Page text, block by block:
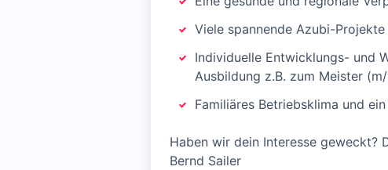
Viele spannende Azubi-
Individuelle Entwicklungs- und
Ausbildung z.B. zum Meister
Familiäres Betriebsklima und
Haben wir dein Interesse geweckt?
Bernd Sailer